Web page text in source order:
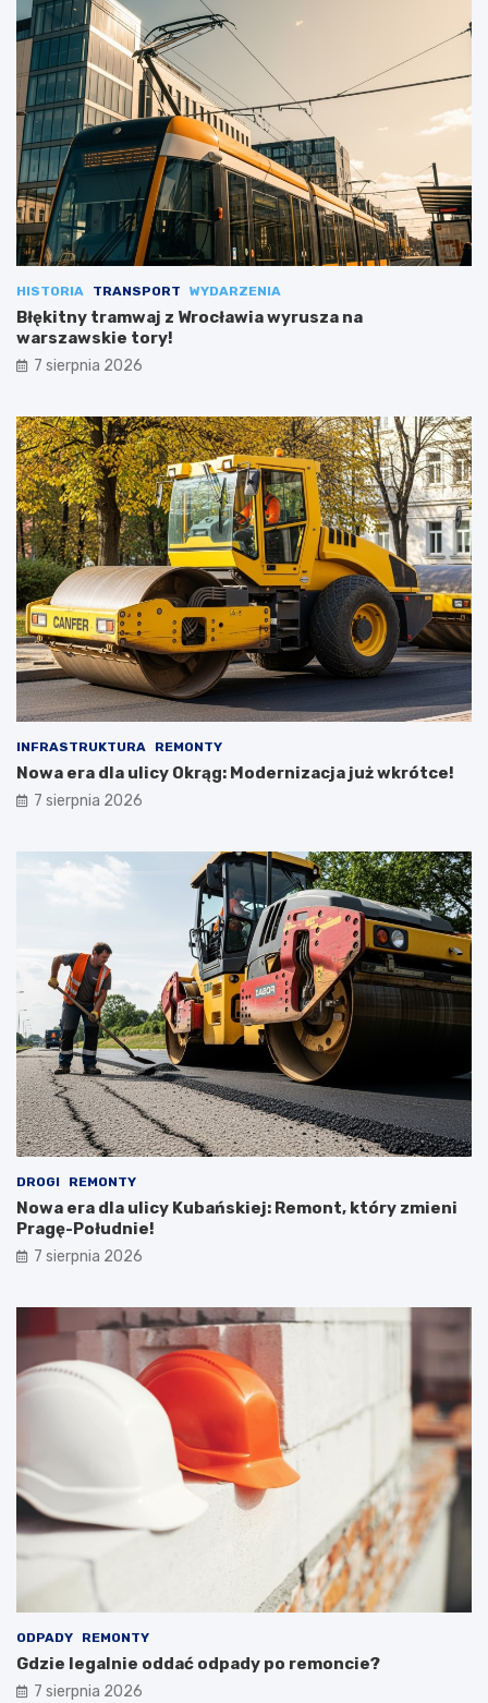
HISTORIA TRANSPORT WYDARZENIA
Błękitny tramwaj z Wrocławia wyrusza na
warszawskie tory!
7 sierpnia 2026
INFRASTRUKTURA REMONTY
Nowa era dla ulicy Okrąg: Modernizacja już wkrótce!
7 sierpnia 2026
DROGI REMONTY
Nowa era dla ulicy Kubańskiej: Remont, który zmieni
Pragę-Południe!
7 sierpnia 2026
ODPADY REMONTY
Gdzie legalnie oddać odpady po remoncie?
7 sierpnia 2026